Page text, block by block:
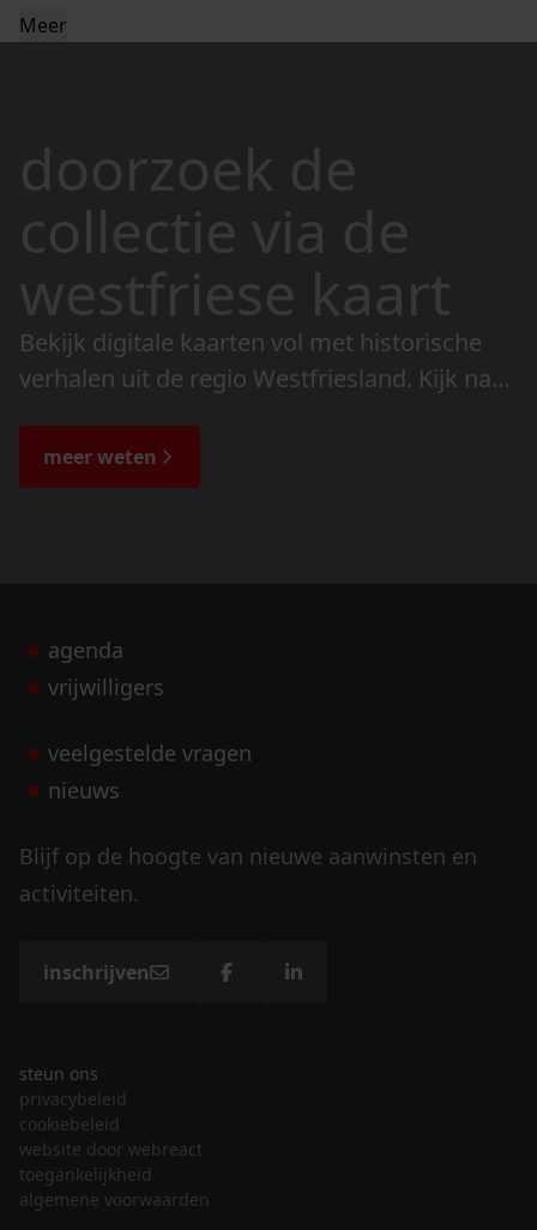
Meer
doorzoek de
collectie via de
westfriese kaart
Bekijk digitale kaarten vol met historische
verhalen uit de regio Westfriesland. Kijk naar
de bijzondere verhalen.
meer weten
agenda
vrijwilligers
veelgestelde vragen
nieuws
Blijf op de hoogte van nieuwe aanwinsten en
activiteiten.
inschrijven
steun ons
privacybeleid
cookiebeleid
website door webreact
toegankelijkheid
algemene voorwaarden